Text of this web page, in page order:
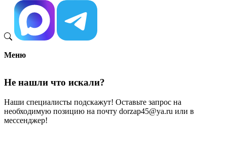
Меню
Не нашли что искали?
Наши специалисты подскажут! Оставьте запрос на
необходимую позицию на почту dorzap45@ya.ru или в
мессенджер!